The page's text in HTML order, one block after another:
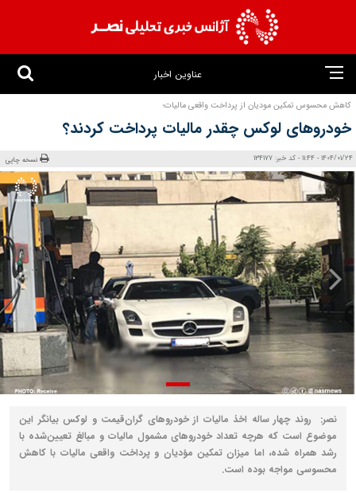
عناوین اخبار
کاهش محسوس تمکین مودیان از پرداخت واقعی مالیات؛
خودروهای لوکس چقدر مالیات پرداخت کردند؟
1404/01/24 - 11:44 - کد خبر: 134177 نسخه چاپی
نصر: روند چهار ساله اخذ مالیات از خودروهای گران‌قیمت و لوکس بیانگر این
موضوع است که هرچه تعداد خودروهای مشمول مالیات و مبالغ تعیین‌‌‌شده با
رشد همراه شده، اما میزان تمکین مؤدیان و پرداخت واقعی مالیات با کاهش
محسوسی مواجه بوده است.